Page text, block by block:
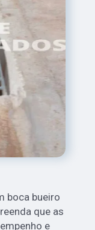
boca bueiro
que as
e